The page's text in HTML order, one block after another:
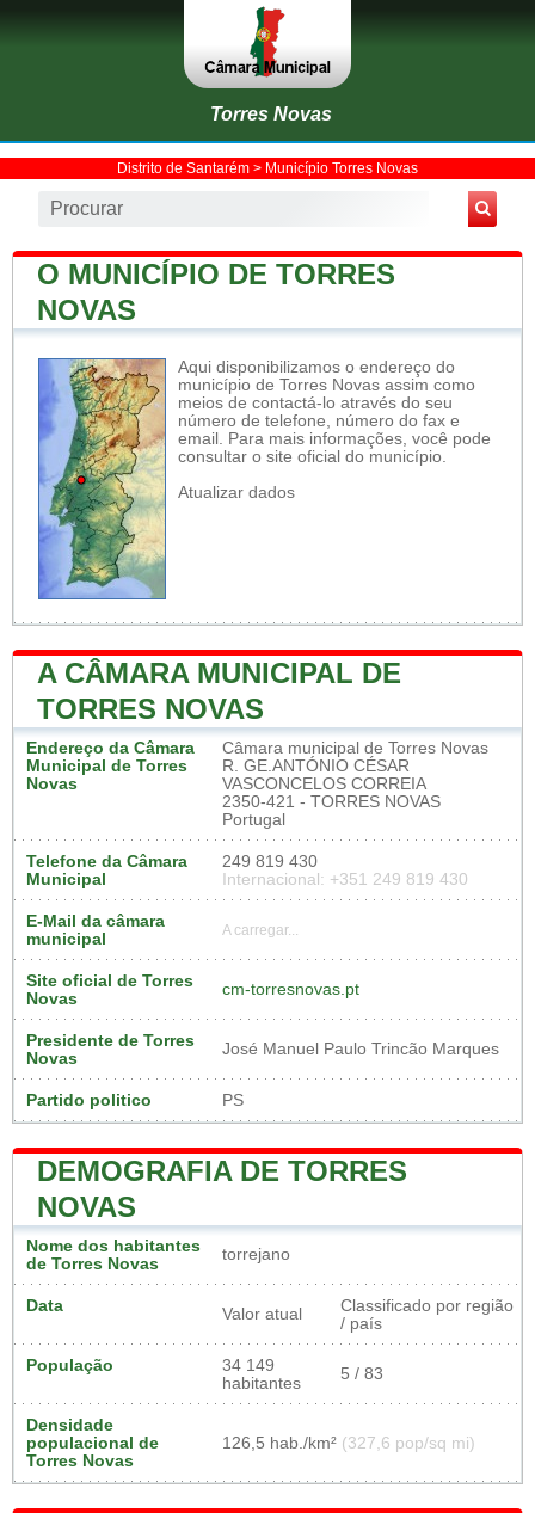
Torres Novas
Distrito de Santarém > Município Torres Novas
O MUNICÍPIO DE TORRES
NOVAS
Aqui disponibilizamos o endereço do
município de Torres Novas assim como
meios de contactá-lo através do seu
número de telefone, número do fax e
email. Para mais informações, você pode
consultar o site oficial do município.
Atualizar dados
A CÂMARA MUNICIPAL DE
TORRES NOVAS
Endereço da Câmara
Municipal de Torres
Novas
Câmara municipal de Torres Novas
R. GE.ANTÓNIO CÉSAR
VASCONCELOS CORREIA
2350-421 - TORRES NOVAS
Portugal
Telefone da Câmara
Municipal
249 819 430
Internacional: +351 249 819 430
E-Mail da câmara
municipal
A carregar...
Site oficial de Torres
Novas
cm-torresnovas.pt
Presidente de Torres
Novas
José Manuel Paulo Trincão Marques
Partido politico PS
DEMOGRAFIA DE TORRES
NOVAS
Nome dos habitantes
de Torres Novas
torrejano
Data Valor atual
Classificado por região
/ país
População
34 149
habitantes
5 / 83
Densidade
populacional de
Torres Novas
126,5 hab./km² (327,6 pop/sq mi)